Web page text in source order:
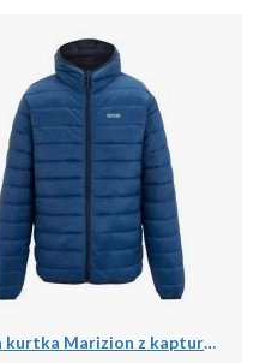
Męska kurtka Marizion z kapturem